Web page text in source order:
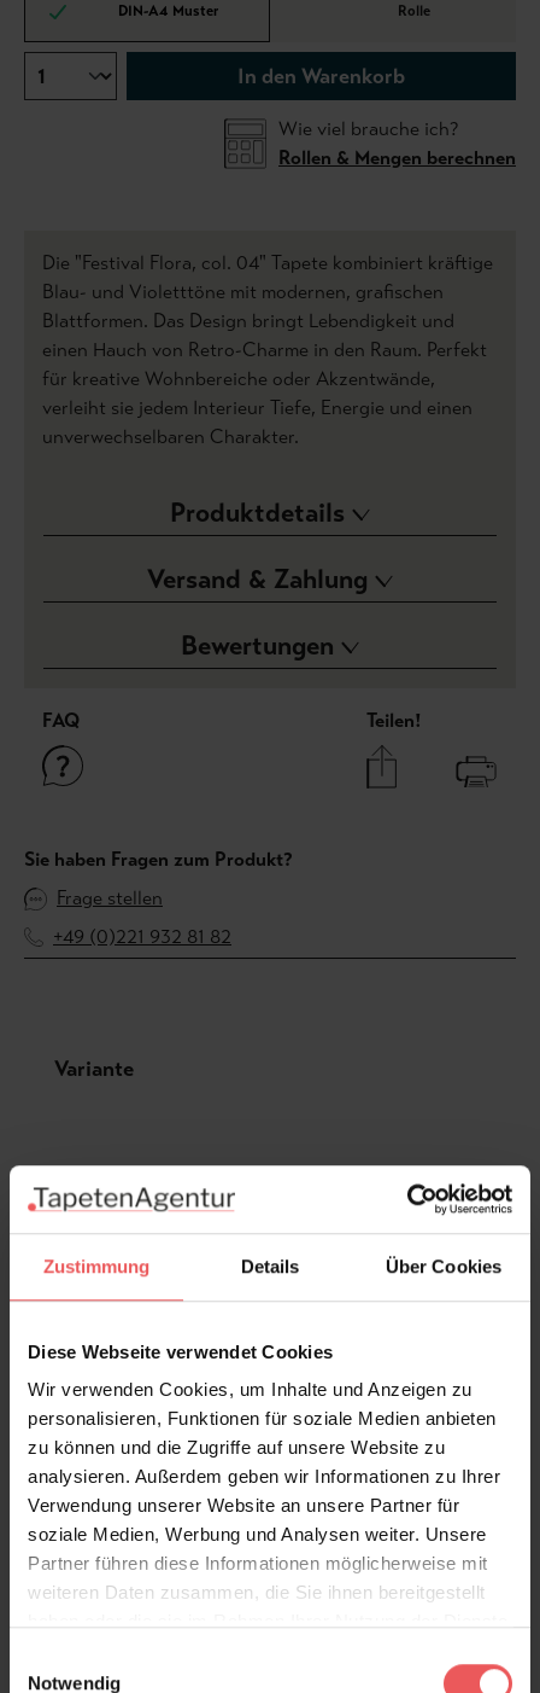
Zustimmung Details Über Cookies
Diese Webseite verwendet Cookies
Wir verwenden Cookies, um Inhalte und Anzeigen zu
personalisieren, Funktionen für soziale Medien anbieten
zu können und die Zugriffe auf unsere Website zu
analysieren. Außerdem geben wir Informationen zu Ihrer
Verwendung unserer Website an unsere Partner für
soziale Medien, Werbung und Analysen weiter. Unsere
Partner führen diese Informationen möglicherweise mit
weiteren Daten zusammen, die Sie ihnen bereitgestellt
Notwendig
DIN-A4 Muster Rolle
In den Warenkorb
Wie viel brauche ich?
Rollen & Mengen berechnen
Die "Festival Flora, col. 04" Tapete kombiniert kräftige
Blau- und Violetttöne mit modernen, grafischen
Blattformen. Das Design bringt Lebendigkeit und
einen Hauch von Retro-Charme in den Raum. Perfekt
für kreative Wohnbereiche oder Akzentwände,
verleiht sie jedem Interieur Tiefe, Energie und einen
unverwechselbaren Charakter.
Produktdetails
Versand & Zahlung
Bewertungen
FAQ Teilen!
Sie haben Fragen zum Produkt?
Frage stellen
+49 (0)221 932 81 82
Produktgalerie überspringen
Variante
125,00 €